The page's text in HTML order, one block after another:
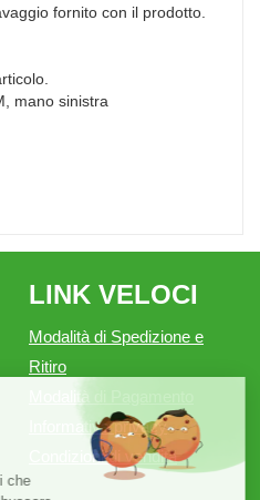
fornito con il prodotto.
mano sinistra
LINK VELOCI
Modalità di Spedizione e
Ritiro
Modalità di Pagamento
Informativa privacy
Condizioni di vendita